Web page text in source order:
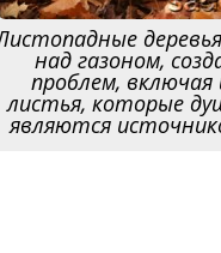
над газоном,
проблем,
листья, которые
являются